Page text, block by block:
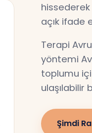
açık ifade
Terapi
yöntemi
toplumu
ulaşılabilir
Şimdi